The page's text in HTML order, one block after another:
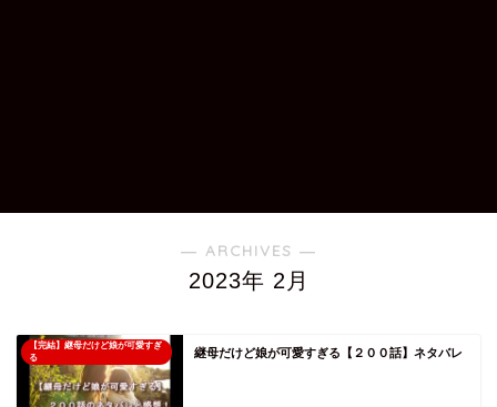
― ARCHIVES ―
2023年 2月
【完結】継母だけど娘が可愛すぎ
る
継母だけど娘が可愛すぎる【２００話】ネタバレ